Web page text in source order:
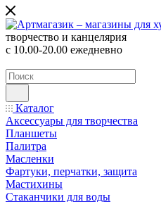
творчество и канцелярия
с 10.00-20.00 ежедневно
Каталог
Аксессуары для творчества
Планшеты
Палитра
Масленки
Фартуки, перчатки, защита
Мастихины
Стаканчики для воды